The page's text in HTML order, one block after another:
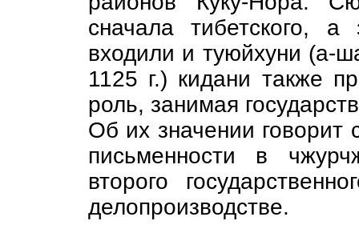
сначала тибетского, а
входили и туюйхуни (а-
1125 г.) кидани также
роль, занимая
Об их значении говорит
письменности в
второго
делопроизводстве.